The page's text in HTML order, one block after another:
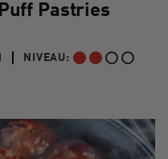
Pastries
30 TO 60 MIN"
NIVEAU:
INTERMÉDIAIRE